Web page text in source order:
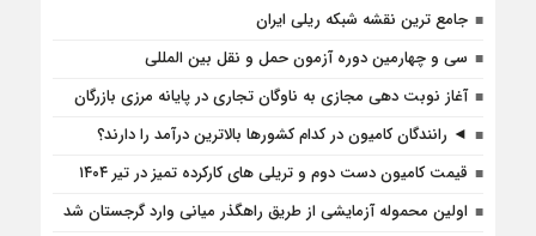
جامع ترین نقشه شبکه ریلی ایران
سی و چهارمین دوره آزمون حمل و نقل بین المللی
آغاز نوبت دهی مجازی به ناوگان تجاری در پایانه مرزی بازرگان
◄ رانندگان کامیون در کدام کشورها بالاترین درآمد را دارند؟
قیمت کامیون دست دوم و تریلی‌ های کارکرده تمیز در تیر ۱۴۰۴
اولین محموله آزمایشی از طریق راهگذر میانی وارد گرجستان شد